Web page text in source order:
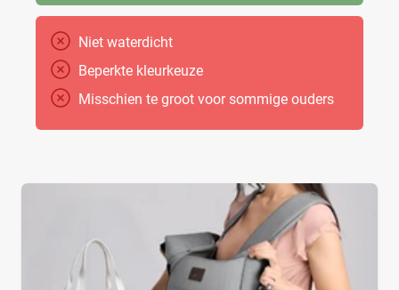
Niet waterdicht
Beperkte kleurkeuze
Misschien te groot voor sommige ouders